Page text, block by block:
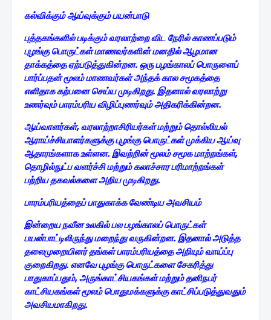
கல்விக்கும் ஆய்வுக்கும் பயன்பாடு
புத்தகங்களில் படிக்கும் வரலாற்றை விட நேரில் காணப்படும்
புழங்கு பொருட்கள் மாணவர்களின் மனதில் ஆழமான
தாக்கத்தை ஏற்படுத்துகின்றன. ஒரு பழங்காலப் பொருளைப்
பார்ப்பதன் மூலம் மாணவர்கள் அந்தக் கால சமூகத்தை
எளிதாக கற்பனை செய்ய முடிகிறது. இதனால் வரலாற்று
உணர்வும் பாரம்பரிய விழிப்புணர்வும் அதிகரிக்கின்றன.
ஆய்வாளர்கள், வரலாற்றாசிரியர்கள் மற்றும் தொல்லியல்
ஆராய்ச்சியாளர்களுக்கு புழங்கு பொருட்கள் முக்கிய ஆய்வு
ஆதாரங்களாக உள்ளன. இவற்றின் மூலம் சமூக மாற்றங்கள்,
தொழில்நுட்ப வளர்ச்சி மற்றும் கலாச்சார பரிமாற்றங்கள்
பற்றிய தகவல்களை அறிய முடிகிறது.
பாரம்பரியத்தைப் பாதுகாக்க வேண்டிய அவசியம்
இன்றைய நவீன உலகில் பல பழங்காலப் பொருட்கள்
பயன்பாட்டிலிருந்து மறைந்து வருகின்றன. இதனால் அடுத்த
தலைமுறையினர் தங்கள் பாரம்பரியத்தை அறியும் வாய்ப்பு
குறைகிறது. எனவே புழங்கு பொருட்களை சேகரித்து
பாதுகாப்பதும், அருங்காட்சியகங்கள் மற்றும் தனிநபர்
காட்சியகங்கள் மூலம் பொதுமக்களுக்கு காட்சிப்படுத்துவதும்
அவசியமாகிறது.